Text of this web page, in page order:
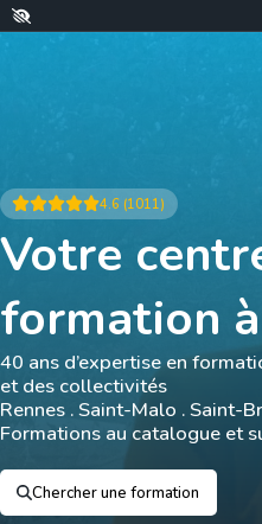
4.6 (1011)
Votre
formation
40 ans d’expertise en
et des collectivités
Rennes . Saint-Malo . Saint-
Formations au catalogue et
Chercher une formation